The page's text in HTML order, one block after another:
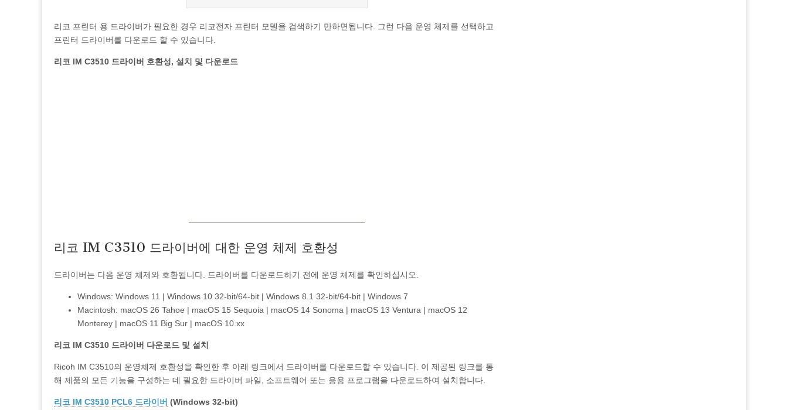
리코 프린터 용 드라이버가 필요한 경우 리코전자 프린터 모델을 검색하기 만하면됩니다. 그런 다음 운영 체제를 선택하고
프린터 드라이버를 다운로드 할 수 있습니다.
리코 IM C3510 드라이버 호환성, 설치 및 다운로드
리코 IM C3510 드라이버에 대한 운영 체제 호환성
드라이버는 다음 운영 체제와 호환됩니다. 드라이버를 다운로드하기 전에 운영 체제를 확인하십시오.
Windows: Windows 11 | Windows 10 32-bit/64-bit | Windows 8.1 32-bit/64-bit | Windows 7
Macintosh: macOS 26 Tahoe | macOS 15 Sequoia | macOS 14 Sonoma | macOS 13 Ventura | macOS 12
Monterey | macOS 11 Big Sur | macOS 10.xx
리코 IM C3510 드라이버 다운로드 및 설치
Ricoh IM C3510의 운영체제 호환성을 확인한 후 아래 링크에서 드라이버를 다운로드할 수 있습니다. 이 제공된 링크를 통
해 제품의 모든 기능을 구성하는 데 필요한 드라이버 파일, 소프트웨어 또는 응용 프로그램을 다운로드하여 설치합니다.
리코 IM C3510 PCL6 드라이버 (Windows 32-bit)